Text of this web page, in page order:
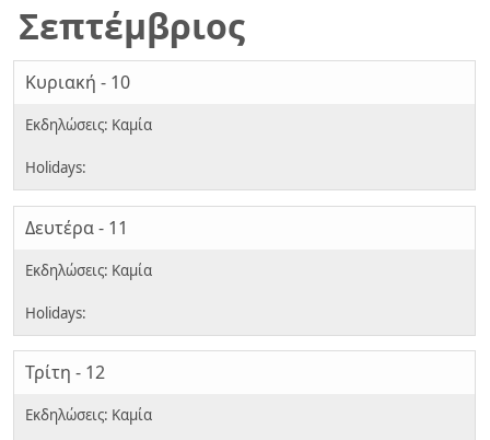
Σεπτέμβριος
Κυριακή - 10
Δευτέρα - 11
Τρίτη - 12